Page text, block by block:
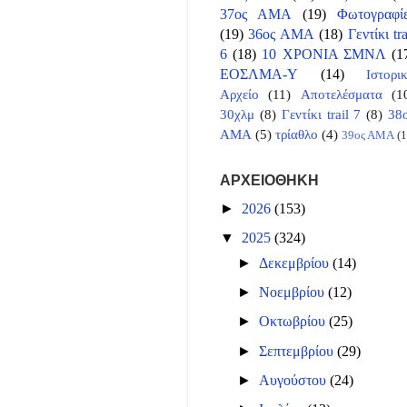
37ος ΑΜΑ
(19)
(19) 36ος ΑΜΑ (18) Γεντίκι
6 (18) 10 ΧΡΟΝΙΑ ΣΜΝΛ
ΕΟΣΛΜΑ-Υ
(14)
Αρχείο
(11) Αποτελέσματα
30χλμ (8) Γεντίκι trail 7 (8)
ΑΜΑ (5) τρίαθλο (4) 39ος ΑΜΑ
ΑΡΧΕΙΟΘΗΚΗ
► 2026 (153)
▼ 2025 (324)
► Δεκεμβρίου(14)
►Νοεμβρίου(12)
►Οκτωβρίου(25)
►Σεπτεμβρίου(29)
► Αυγούστου(24)